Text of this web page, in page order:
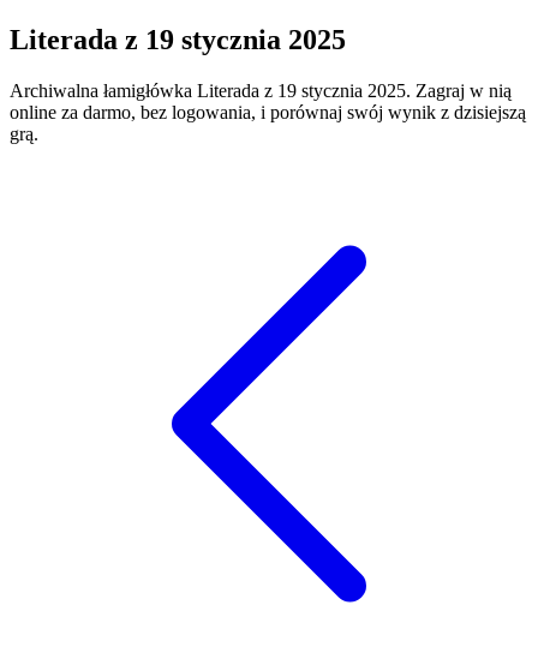
Literada z 19 stycznia 2025
Archiwalna łamigłówka Literada z 19 stycznia 2025. Zagraj w nią
online za darmo, bez logowania, i porównaj swój wynik z dzisiejszą
grą.